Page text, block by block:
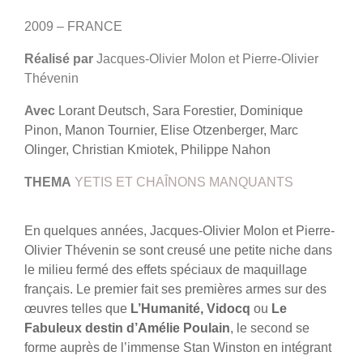
2009 – FRANCE
Réalisé par Jacques-Olivier Molon et Pierre-Olivier
Thévenin
Avec Lorant Deutsch, Sara Forestier, Dominique
Pinon, Manon Tournier, Elise Otzenberger, Marc
Olinger, Christian Kmiotek, Philippe Nahon
THEMA YETIS ET CHAÎNONS MANQUANTS
En quelques années, Jacques-Olivier Molon et Pierre-
Olivier Thévenin se sont creusé une petite niche dans
le milieu fermé des effets spéciaux de maquillage
français. Le premier fait ses premières armes sur des
œuvres telles que L’Humanité, Vidocq ou Le
Fabuleux destin d’Amélie Poulain, le second se
forme auprès de l’immense Stan Winston en intégrant